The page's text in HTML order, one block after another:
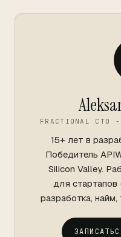
FRACTIONAL
15+ лет в
Победитель
Silicon Valley.
для
разработка, найм,